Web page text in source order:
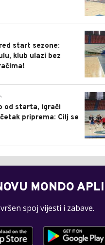
start sezone:
klub ulazi bez
od starta, igrači
priprema: Cilj se
MONDO
spoj vijesti i zabave.